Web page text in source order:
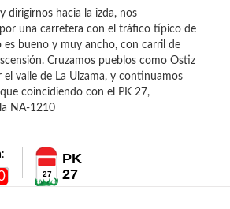
dirigirnos hacia la izda, nos
una carretera con el tráfico típico de
es bueno y muy ancho, con carril de
Cruzamos pueblos como Ostiz
el valle de La Ulzama, y continuamos
coincidiendo con el PK 27,
NA-1210
27
PK
27